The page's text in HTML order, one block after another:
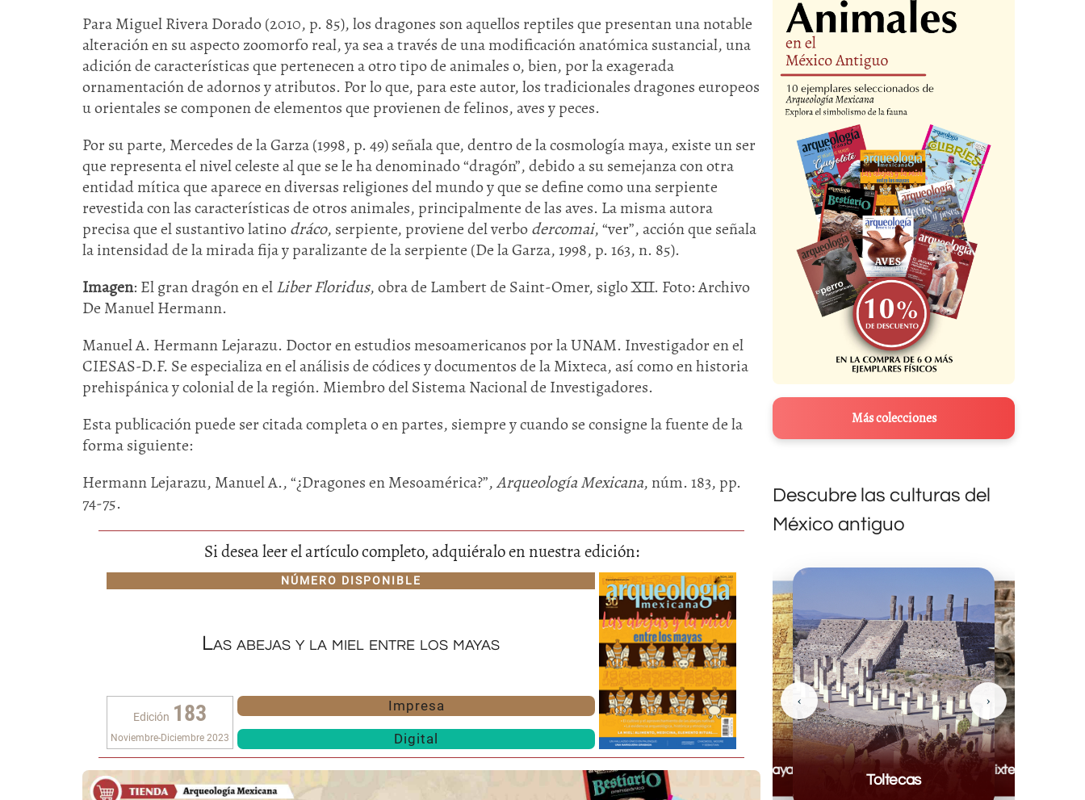
Para Miguel Rivera Dorado (2010, p. 85), los dragones son aquellos reptiles que presentan una notable
alteración en su aspecto zoomorfo real, ya sea a través de una modificación anatómica sustancial, una
adición de características que pertenecen a otro tipo de animales o, bien, por la exagerada
ornamentación de adornos y atributos. Por lo que, para este autor, los tradicionales dragones europeos
u orientales se componen de elementos que provienen de felinos, aves y peces.
Por su parte, Mercedes de la Garza (1998, p. 49) señala que, dentro de la cosmología maya, existe un ser
que representa el nivel celeste al que se le ha denominado “dragón”, debido a su semejanza con otra
entidad mítica que aparece en diversas religiones del mundo y que se define como una serpiente
revestida con las características de otros animales, principalmente de las aves. La misma autora
precisa que el sustantivo latinodráco, serpiente, proviene del verbodercomai, “ver”, acción que señala
la intensidad de la mirada fija y paralizante de la serpiente (De la Garza, 1998, p. 163, n. 85).
Imagen: El gran dragón en elLiber Floridus, obra de Lambert de Saint-Omer, siglo XII. Foto: Archivo
De Manuel Hermann.
Manuel A. Hermann Lejarazu. Doctor en estudios mesoamericanos por la UNAM. Investigador en el
CIESAS-D.F. Se especializa en el análisis de códices y documentos de la Mixteca, así como en historia
prehispánica y colonial de la región. Miembro del Sistema Nacional de Investigadores.
Esta publicación puede ser citada completa o en partes, siempre y cuando se consigne la fuente de la
forma siguiente:
Hermann Lejarazu, Manuel A., “¿Dragones en Mesoamérica?”,Arqueología Mexicana, núm. 183, pp.
74-75.
Si desea leer el artículo completo, adquiéralo en nuestra edición:
NÚMERO DISPONIBLE
Las abejas y la miel entre los mayas
Edición 183
Noviembre-Diciembre 2023
Impresa
Digital
Más colecciones
Descubre las culturas del
México antiguo
Mayas
Toltecas
Mixteca
Huasteca
Olmecas
‹ ›